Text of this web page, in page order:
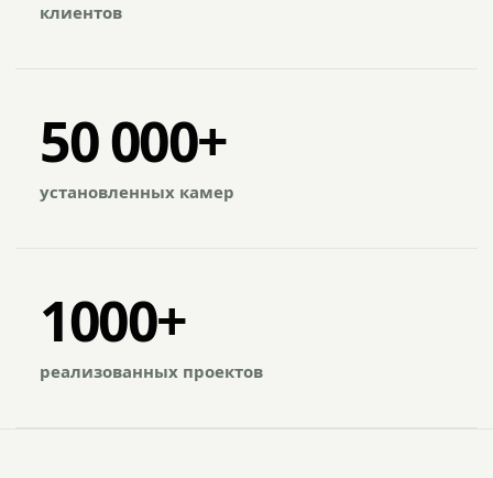
клиентов
50 000+
установленных камер
1000+
реализованных проектов